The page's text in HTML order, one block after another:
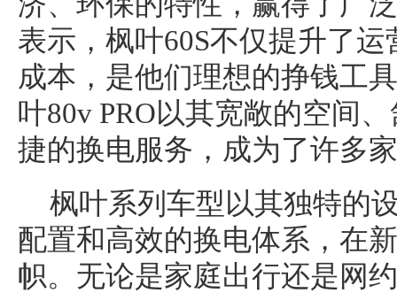
表示，枫叶60S不仅提升了
成本，是他们理想的挣钱工
叶80v PRO以其宽敞的空间
捷的换电服务，成为了许多
枫叶系列车型以其独特的
配置和高效的换电体系，在
帜。无论是家庭出行还是网